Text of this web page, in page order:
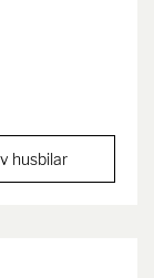
husbilar